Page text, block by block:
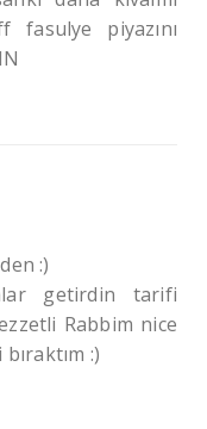
piyazını
:)
getirdin tarifi
Rabbim nice
:)